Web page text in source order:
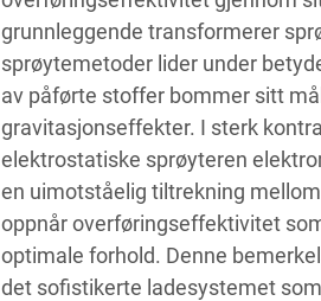
grunnleggende transformerer
sprøytemetoder lider under
av påførte stoffer bommer sitt
gravitasjonseffekter. I sterk
elektrostatiske sprøyteren
en uimotståelig tiltrekning
oppnår overføringseffektivitet
optimale forhold. Denne
det sofistikerte ladesystemet